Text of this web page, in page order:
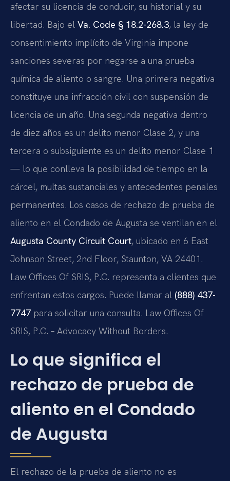
afectar su licencia de conducir, su historial y su
libertad. Bajo el Va. Code § 18.2-268.3, la ley de
consentimiento implícito de Virginia impone
sanciones severas por negarse a una prueba
química de aliento o sangre. Una primera negativa
constituye una infracción civil con suspensión de
licencia de un año. Una segunda negativa dentro
de diez años es un delito menor Clase 2, y una
tercera o subsiguiente es un delito menor Clase 1
— lo que conlleva la posibilidad de tiempo en la
cárcel, multas sustanciales y antecedentes penales
permanentes. Los casos de rechazo de prueba de
aliento en el Condado de Augusta se ventilan en el
Augusta County Circuit Court, ubicado en 6 East
Johnson Street, 2nd Floor, Staunton, VA 24401.
Law Offices Of SRIS, P.C. representa a clientes que
enfrentan estos cargos. Puede llamar al (888) 437-
7747 para solicitar una consulta. Law Offices Of
SRIS, P.C. – Advocacy Without Borders.
Lo que significa el
rechazo de prueba de
aliento en el Condado
de Augusta
El rechazo de la prueba de aliento no es